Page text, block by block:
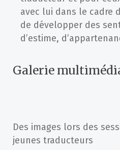
avec lui dans le cadre
de développer des
d’estime,
Galerie
Des images lors des
jeunes traducteurs